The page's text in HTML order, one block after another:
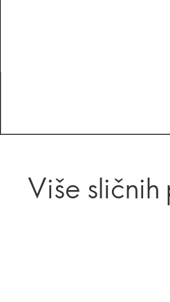
Više